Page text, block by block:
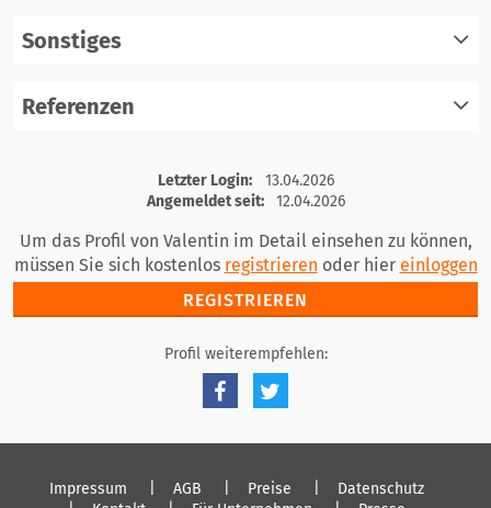
Sonstiges
Referenzen
registrieren
einloggen
Letzter Login:
13.04.2026
Angemeldet seit:
12.04.2026
Um das Profil von Valentin im Detail einsehen zu können,
müssen Sie sich kostenlos registrieren oder hier einloggen
REGISTRIEREN
Profil weiterempfehlen:
Impressum AGB Preise
Datenschutz